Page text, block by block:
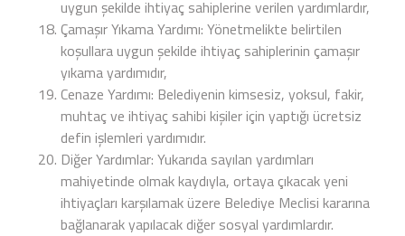
uygun şekilde ihtiyaç sahiplerine verilen yardımlardır,
Çamaşır Yıkama Yardımı: Yönetmelikte belirtilen
koşullara uygun şekilde ihtiyaç sahiplerinin çamaşır
yıkama yardımıdır,
Cenaze Yardımı: Belediyenin kimsesiz, yoksul, fakir,
muhtaç ve ihtiyaç sahibi kişiler için yaptığı ücretsiz
defin işlemleri yardımıdır.
Diğer Yardımlar: Yukarıda sayılan yardımları
mahiyetinde olmak kaydıyla, ortaya çıkacak yeni
ihtiyaçları karşılamak üzere Belediye Meclisi kararına
bağlanarak yapılacak diğer sosyal yardımlardır.